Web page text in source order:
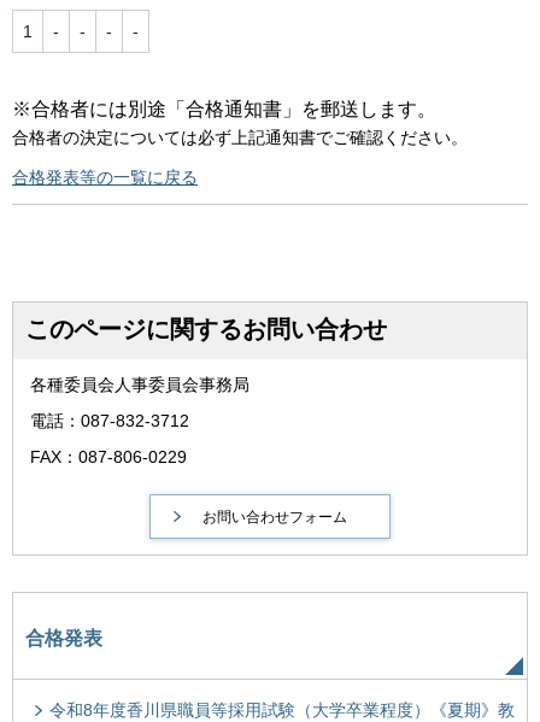
1 - - - -
※合格者には別途「合格通知書」を郵送します。
合格者の決定については必ず上記通知書でご確認ください。
合格発表等の一覧に戻る
このページに関するお問い合わせ
各種委員会人事委員会事務局
電話：087-832-3712
FAX：087-806-0229
合格発表
令和8年度香川県職員等採用試験（大学卒業程度）《夏期》教